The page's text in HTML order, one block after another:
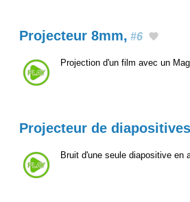
Projecteur 8mm, #6
Projection d'un film avec un
Projecteur de diapositives
Bruit d'une seule diapositive en